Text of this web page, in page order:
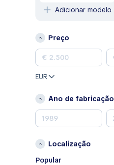
Land Rover
Lexus
Mazda
Mercedes-Benz
Opel
Porsche
RAM
Adicionar modelo
Preço
EUR
Ano de fabricação
Localização
Popular